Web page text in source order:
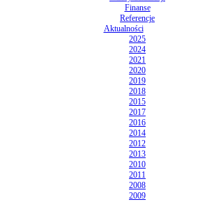
Finanse
Referencje
Aktualności
2025
2024
2021
2020
2019
2018
2015
2017
2016
2014
2012
2013
2010
2011
2008
2009